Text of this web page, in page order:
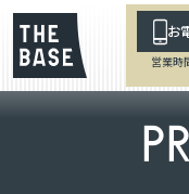
お
営業時
PR